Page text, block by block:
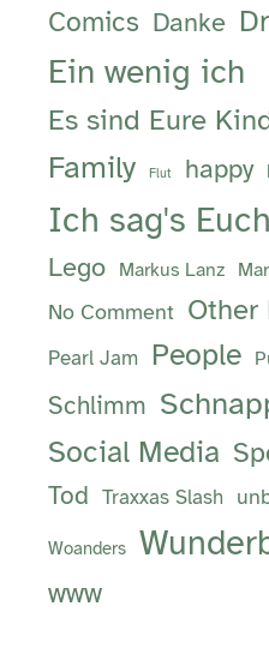
Comics Danke
Ein wenig ich
Es sind Eure
Family Flut happy
Ich sag's Euch
Lego Markus Lanz
No Comment Other
Pearl Jam People
Schlimm
Social Media
Tod Traxxas Slash
Woanders
www